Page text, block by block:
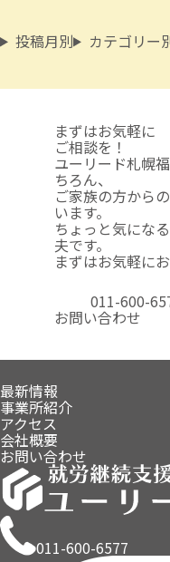
投稿月別 カテゴリー
まずはお気軽に
ご相談を！
ユーリード札幌
ちろん、
ご家族の方から
います。
ちょっと気にな
夫です。
まずはお気軽に
011-600-
お問い合わせ
最新情報
事業所紹介
アクセス
会社概要
お問い合わせ
011-600-6577